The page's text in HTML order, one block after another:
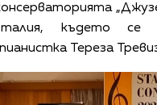
където се
Тереза